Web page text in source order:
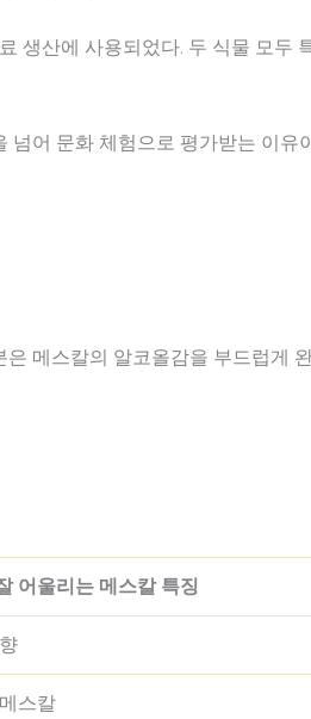
생산에 사용되었다. 두 식물 모두
넘어 문화 체험으로 평가받는 이유
메스칼의 알코올감을 부드럽게
어울리는 메스칼 특징
스칼